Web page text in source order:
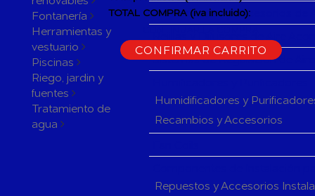
Fontanería
Herramientas y
vestuario
Piscinas
Riego, jardin y
fuentes
Tratamiento de
agua
Herramientas y accesorios de
Sistemas de Regulación de
Humidificadores y
Recambios y Accesorios
Repuestos y Accesorios
TOTAL COMPRA (iva incluido):
CONFIRMAR CARRITO